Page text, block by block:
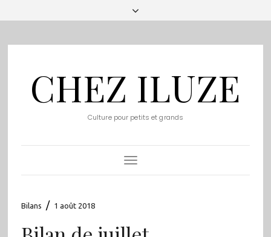
CHEZ ILUZE
Culture pour petits et grands
Toggle
Navigation
Bilans / 1 août 2018